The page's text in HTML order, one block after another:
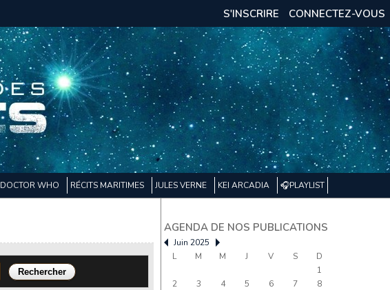
CONNECTEZ-VOUS
S'INSCRIRE
DOCTOR WHO RÉCITS MARITIMES JULES VERNE KEI ARCADIA 🎧PLAYLIST
AGENDA DE NOS PUBLICATIONS
Juin 2025
L
M M J V S
D
1
2
3 4 5 6 7
8